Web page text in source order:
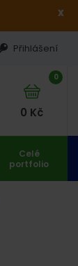
x
Přihlášení
0
0 Kč
Celé
portfolio